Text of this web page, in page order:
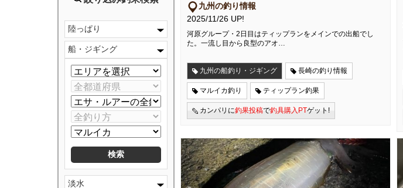
陸っぱり
船・ジギング
淡水
九州の釣り情報
2025/11/26 UP!
河原グループ・2日目はティップランをメインでの出船でし
た。一流し目から良型のアオ…
九州の船釣り・ジギング 長崎の釣り情報
マルイカ釣り ティップラン釣果
カンパリに釣果投稿で釣具購入PTゲット!